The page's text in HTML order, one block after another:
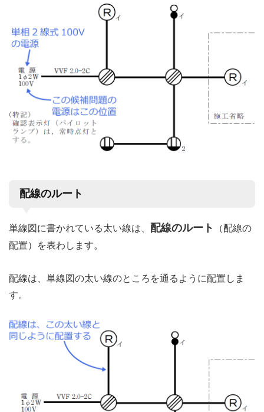
配線のルート
単線図に書かれている太い線は、 配線のルート
（配線の
配置）を表わします。
配線は、単線図の太い線のところを通るように配置しま
す。